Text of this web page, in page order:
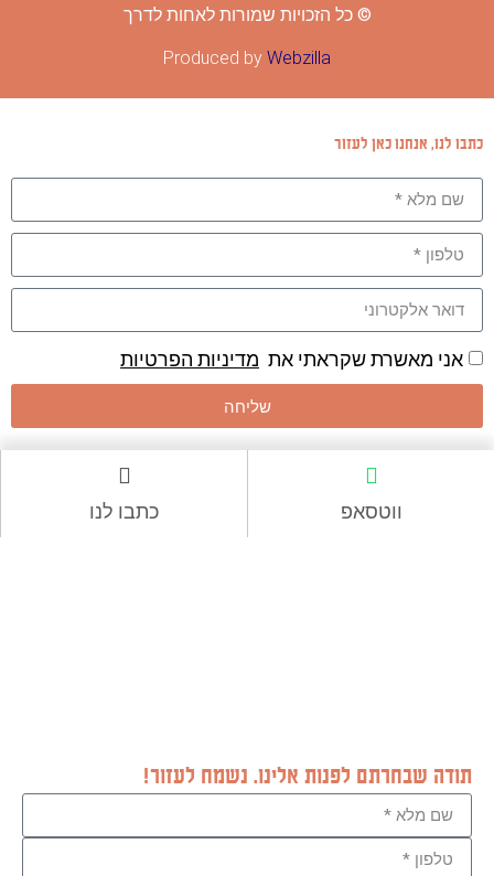
© כל הזכויות שמורות לאחות לדרך
Produced by Webzilla
כתבו לנו, אנחנו כאן לעזור
אני מאשרת שקראתי את מדיניות הפרטיות
שליחה
ווטסאפ כתבו לנו
תודה שבחרתם לפנות אלינו. נשמח לעזור!